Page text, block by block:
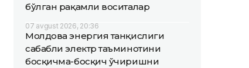
бўлган рақамли воситалар
07 avgust 2026, 20:36
Молдова энергия танқислиги
сабабли электр таъминотини
босқичма-босқич ўчиришни